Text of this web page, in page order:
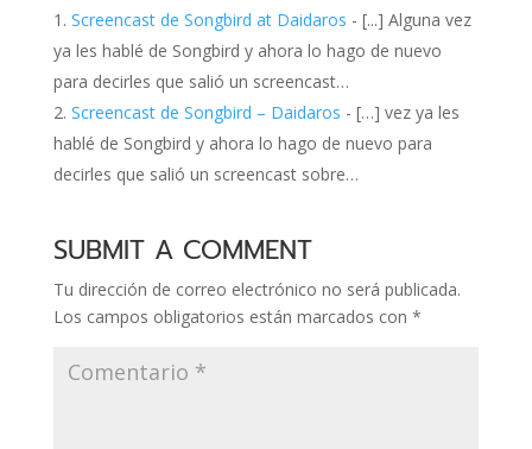
Screencast de Songbird at Daidaros - [...] Alguna vez
ya les hablé de Songbird y ahora lo hago de nuevo
para decirles que salió un screencast…
Screencast de Songbird – Daidaros - […] vez ya les
hablé de Songbird y ahora lo hago de nuevo para
decirles que salió un screencast sobre…
SUBMIT A COMMENT
Tu dirección de correo electrónico no será publicada.
Los campos obligatorios están marcados con *